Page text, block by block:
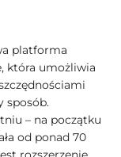
platforma
która umożliwia
sposób.
– na początku
od ponad 70